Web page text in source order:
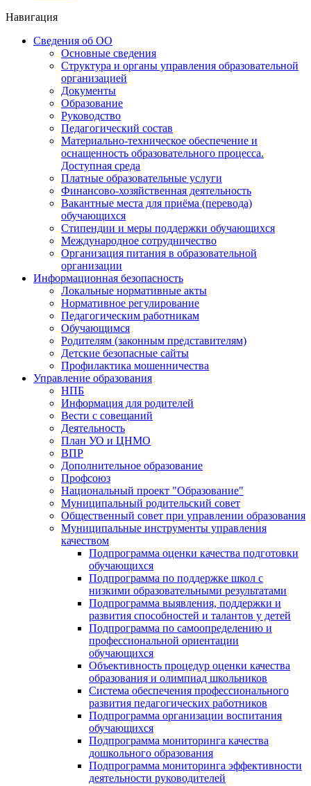
Навигация
Сведения об ОО
Основные сведения
Структура и органы управления образовательной
организацией
Документы
Образование
Руководство
Педагогический состав
Материально-техническое обеспечение и
оснащенность образовательного процесса.
Доступная среда
Платные образовательные услуги
Финансово-хозяйственная деятельность
Вакантные места для приёма (перевода)
обучающихся
Стипендии и меры поддержки обучающихся
Международное сотрудничество
Организация питания в образовательной
организации
Информационная безопасность
Локальные нормативные акты
Нормативное регулирование
Педагогическим работникам
Обучающимся
Родителям (законным представителям)
Детские безопасные сайты
Профилактика мошенничества
Управление образования
НПБ
Информация для родителей
Вести с совещаний
Деятельность
План УО и ЦНМО
ВПР
Дополнительное образование
Профсоюз
Национальный проект "Образование"
Муниципальный родительский совет
Общественный совет при управлении образования
Муниципальные инструменты управления
качеством
Подпрограмма оценки качества подготовки
обучающихся
Подпрограмма по поддержке школ с
низкими образовательными результатами
Подпрограмма выявления, поддержки и
развития способностей и талантов у детей
Подпрограмма по самоопределению и
профессиональной ориентации
обучающихся
Объективность процедур оценки качества
образования и олимпиад школьников
Система обеспечения профессионального
развития педагогических работников
Подпрограмма организации воспитания
обучающихся
Подпрограмма мониторинга качества
дошкольного образования
Подпрограмма мониторинга эффективности
деятельности руководителей